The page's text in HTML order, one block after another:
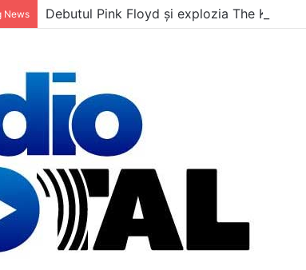
News Debutul Pink Floyd și explozia The Kinks